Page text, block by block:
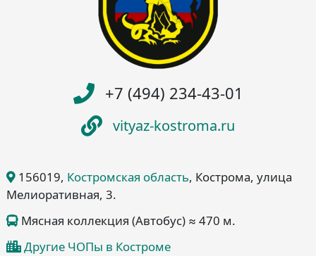
+7 (494) 234-43-01
vityaz-kostroma.ru
156019, Костромская область, Кострома, улица
Мелиоративная, 3.
Мясная коллекция (Автобус) ≈ 470 м.
Другие ЧОПы в Костроме